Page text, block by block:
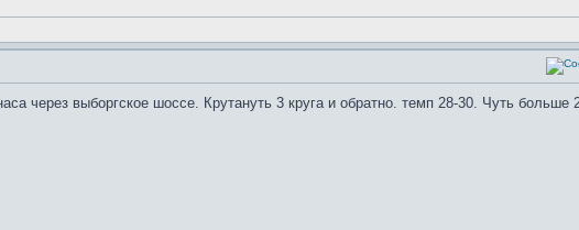
через выборгское шоссе. Крутануть 3 круга и обратно. темп 28-30. Чуть больше